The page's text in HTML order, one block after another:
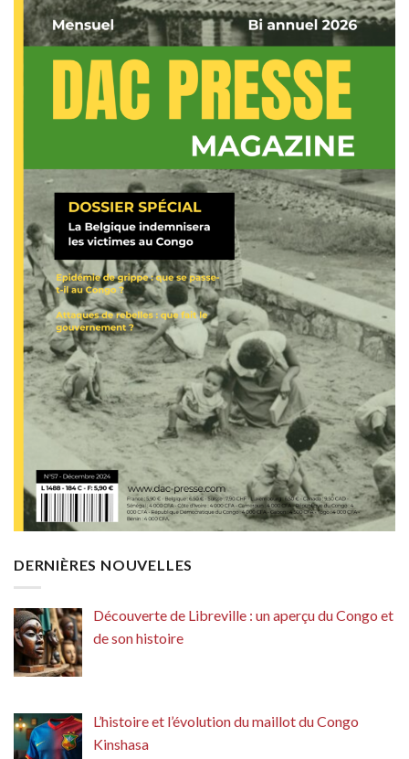
DERNIÈRES NOUVELLES
Découverte de Libreville : un aperçu du Congo et
de son histoire
L’histoire et l’évolution du maillot du Congo
Kinshasa